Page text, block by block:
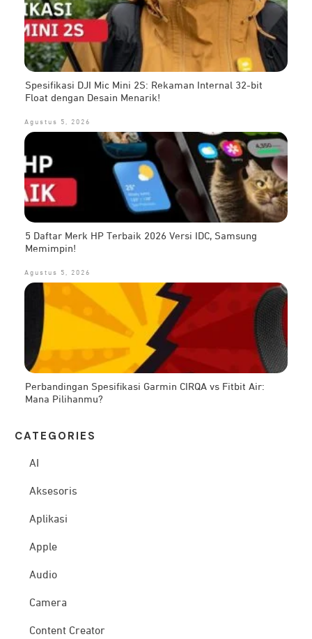
Spesifikasi DJI Mic Mini 2S: Rekaman Internal 32-bit
Float dengan Desain Menarik!
Agustus 5, 2026
5 Daftar Merk HP Terbaik 2026 Versi IDC, Samsung
Memimpin!
Agustus 5, 2026
Perbandingan Spesifikasi Garmin CIRQA vs Fitbit Air:
Mana Pilihanmu?
CATEG ORIES
AI
Aksesoris
Aplikasi
Apple
Audio
Camera
Content Creator